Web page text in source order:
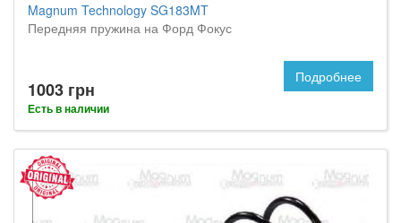
Magnum Technology SG183MT
Передняя пружина на Форд Фокус
1003 грн
Есть в наличии
Подробнее